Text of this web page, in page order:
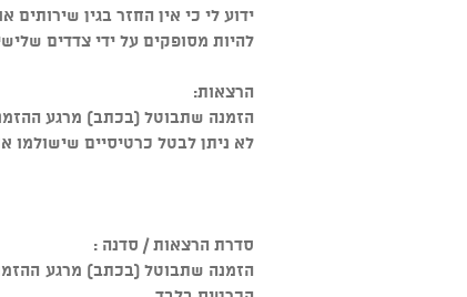
ידוע לי כי אין החזר בגין
להיות מסופקים על ידי צדדים
הרצאות:
הזמנה שתבוטל (בכתב) מרגע ההזמנה ועד 48 שעות מיום ההרצאה- יחוייבו 5%
לא ניתן לבטל כרטיסיים שישולמו
סדרת הרצאות / סדנה :